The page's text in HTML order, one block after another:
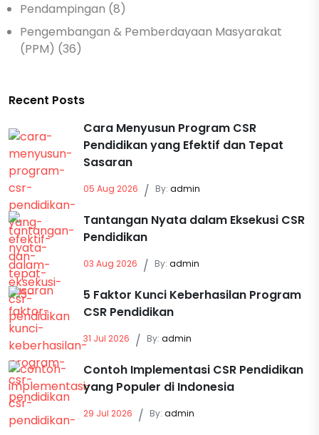
Pendampingan (8)
Pengembangan & Pemberdayaan Masyarakat
(PPM) (36)
Recent Posts
Cara Menyusun Program CSR
Pendidikan yang Efektif dan Tepat
Sasaran
05 Aug 2026 / By: admin
Tantangan Nyata dalam Eksekusi CSR
Pendidikan
03 Aug 2026 / By: admin
5 Faktor Kunci Keberhasilan Program
CSR Pendidikan
31 Jul 2026 / By: admin
Contoh Implementasi CSR Pendidikan
yang Populer di Indonesia
29 Jul 2026 / By: admin